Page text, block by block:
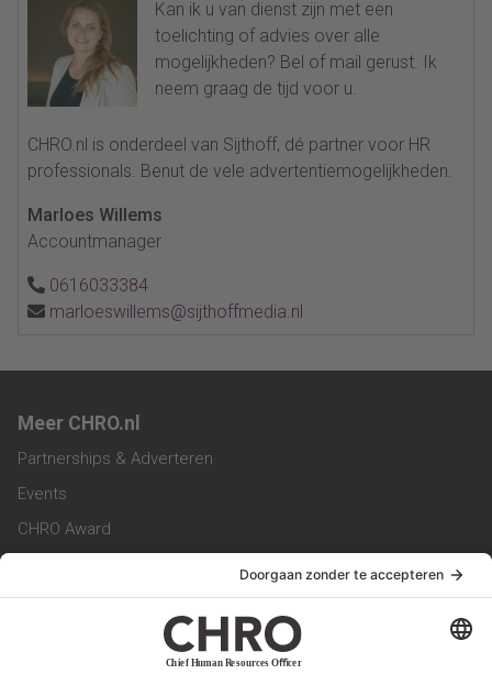
Kan ik u van dienst zijn met een
toelichting of advies over alle
mogelijkheden? Bel of mail gerust. Ik
neem graag de tijd voor u.
CHRO.nl is onderdeel van Sijthoff, dé partner voor HR
professionals. Benut de vele advertentiemogelijkheden.
Marloes Willems
Accountmanager
0616033384
marloeswillems@sijthoffmedia.nl
Meer CHRO.nl
Partnerships & Adverteren
Events
CHRO Award
CHRO Magazine
Service & Contact